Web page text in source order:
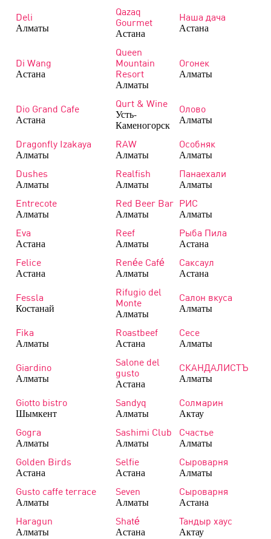
Deli
Алматы
Qazaq
Gourmet
Астана
Наша дача
Астана
Di Wang
Астана
Queen
Mountain
Resort
Алматы
Огонек
Алматы
Dio Grand Cafe
Астана
Qurt & Wine
Усть-
Каменогорск
Олово
Алматы
Dragonfly Izakaya
Алматы
RAW
Алматы
Особняк
Алматы
Dushes
Алматы
Realfish
Алматы
Панаехали
Алматы
Entrecote
Алматы
Red Beer Bar
Алматы
РИС
Алматы
Eva
Астана
Reef
Алматы
Рыба Пила
Астана
Felice
Астана
Renée Café
Алматы
Саксаул
Астана
Fessla
Костанай
Rifugio del
Monte
Алматы
Салон вкуса
Алматы
Fika
Алматы
Roastbeef
Астана
Сесе
Алматы
Giardino
Алматы
Salone del
gusto
Астана
СКАНДАЛИСТЪ
Алматы
Giotto bistro
Шымкент
Sandyq
Алматы
Солмарин
Актау
Gogra
Алматы
Sashimi Club
Алматы
Счастье
Алматы
Golden Birds
Астана
Selfie
Астана
Сыроварня
Алматы
Gusto caffe terrace
Алматы
Seven
Алматы
Сыроварня
Астана
Haragun
Алматы
Shaté
Астана
Тандыр хаус
Актау